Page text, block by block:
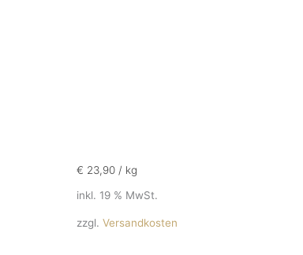
€ 23,90 / kg
inkl. 19 % MwSt.
zzgl. Versandkosten